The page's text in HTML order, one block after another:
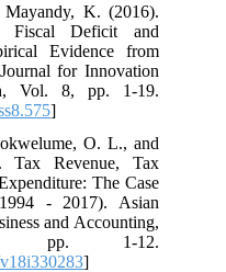
K. (2016).
Fiscal Deficit and
Evidence from
for Innovation
Vol. 8, pp. 1-19.
]
O. L., and
Tax Revenue, Tax
The Case
- 2017). Asian
and Accounting,
pp. 1-12.
]